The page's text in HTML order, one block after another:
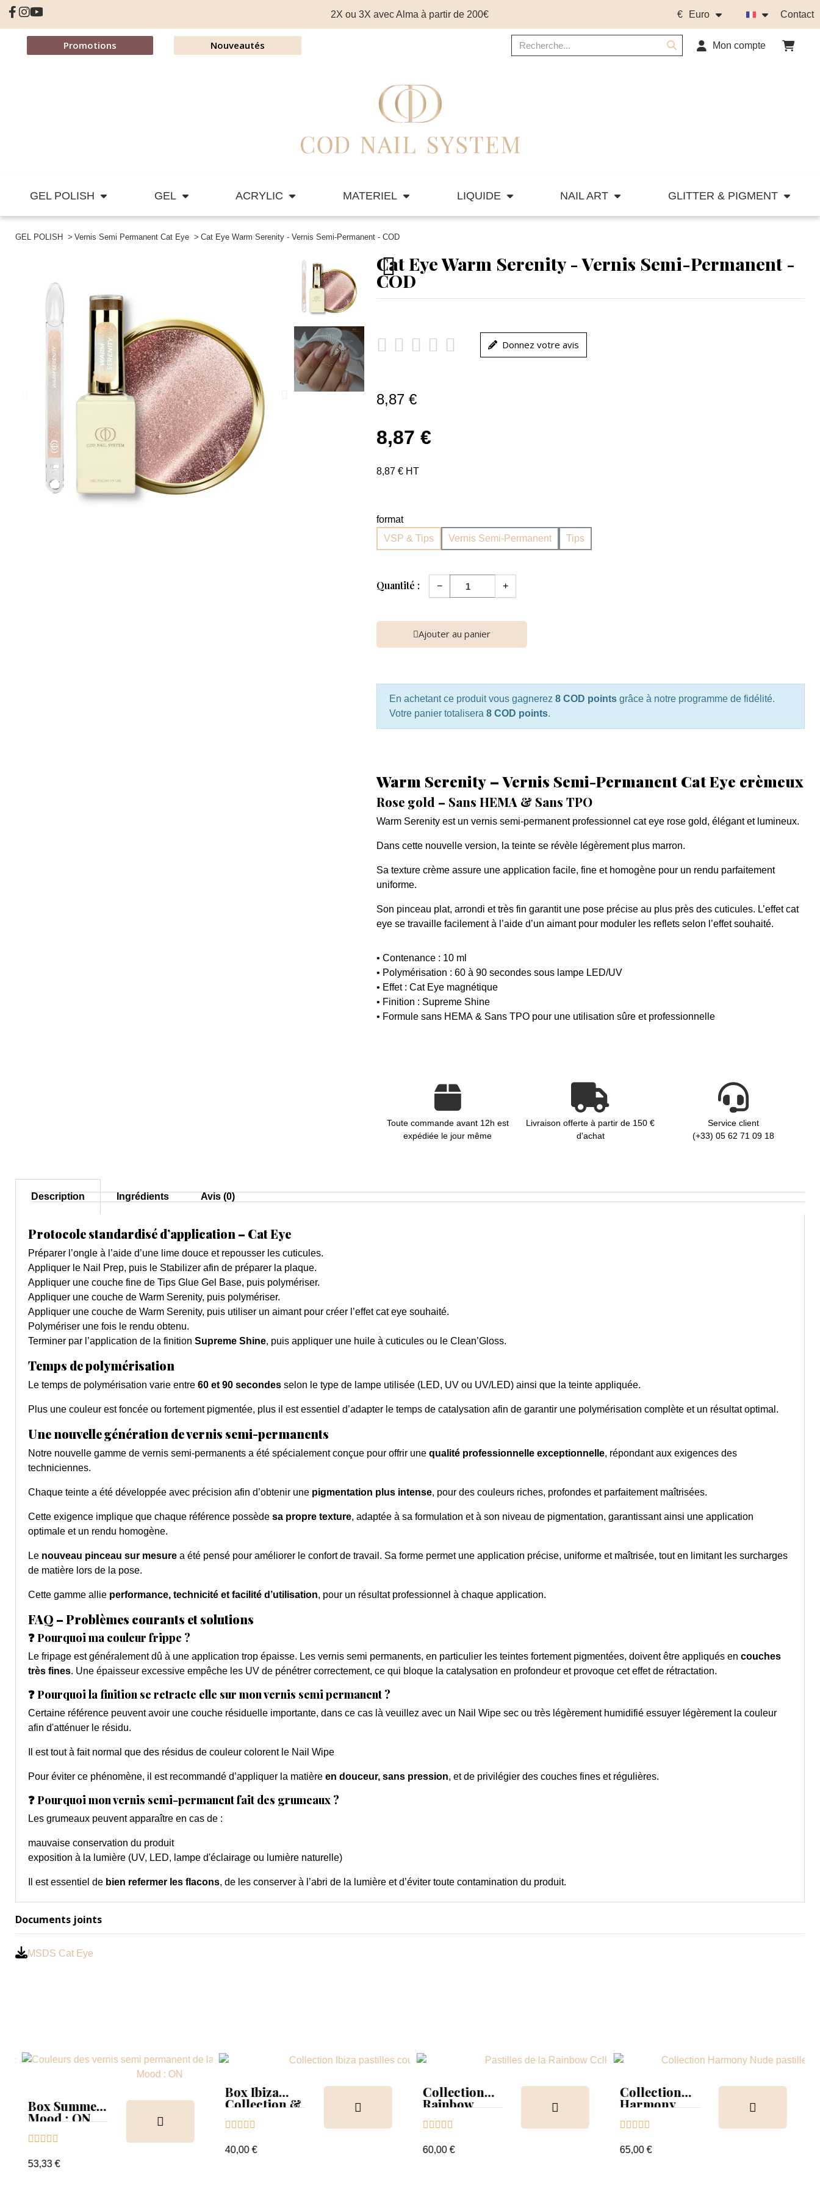
2X ou 3X avec Alma à partir de 200€ € Euro Contact
Promotions Nouveautés Mon compte
GEL POLISH GEL ACRYLIC MATERIEL LIQUIDE NAIL ART GLITTER & PIGMENT
GEL POLISH Vernis Semi Permanent Cat Eye Cat Eye Warm Serenity - Vernis Semi-Permanent - COD
Cat Eye Warm Serenity - Vernis Semi-Permanent -
COD
     Donnez votre avis
8,87 €
8,87 €
8,87 € HT
format
VSP & Tips
Vernis Semi-Permanent Tips
Quantité : − +
Ajouter au panier
En achetant ce produit vous gagnerez 8 COD pointsgrâce à notre programme de fidélité.
Votre panier totalisera 8 COD points.
Warm Serenity – Vernis Semi-Permanent Cat Eye crèmeux
Rose gold – Sans HEMA & Sans TPO
Warm Serenity est un vernis semi-permanent professionnel cat eye rose gold, élégant et lumineux.
Dans cette nouvelle version, la teinte se révèle légèrement plus marron.
Sa texture crème assure une application facile, fine et homogène pour un rendu parfaitement
uniforme.
Son pinceau plat, arrondi et très fin garantit une pose précise au plus près des cuticules. L’effet cat
eye se travaille facilement à l’aide d’un aimant pour moduler les reflets selon l’effet souhaité.
• Contenance : 10 ml
• Polymérisation : 60 à 90 secondes sous lampe LED/UV
• Effet : Cat Eye magnétique
• Finition : Supreme Shine
• Formule sans HEMA & Sans TPO pour une utilisation sûre et professionnelle
Toute commande avant 12h est
expédiée le jour même
Livraison offerte à partir de 150 €
d'achat
Service client
(+33) 05 62 71 09 18
Description Ingrédients Avis (0)
Protocole standardisé d’application – Cat Eye
Préparer l’ongle à l’aide d’une lime douce et repousser les cuticules.
Appliquer le Nail Prep, puis le Stabilizer afin de préparer la plaque.
Appliquer une couche fine de Tips Glue Gel Base, puis polymériser.
Appliquer une couche de Warm Serenity, puis polymériser.
Appliquer une couche de Warm Serenity, puis utiliser un aimant pour créer l’effet cat eye souhaité.
Polymériser une fois le rendu obtenu.
Terminer par l’application de la finition Supreme Shine, puis appliquer une huile à cuticules ou le Clean’Gloss.
Temps de polymérisation
Le temps de polymérisation varie entre 60 et 90 secondes selon le type de lampe utilisée (LED, UV ou UV/LED) ainsi que la teinte appliquée.
Plus une couleur est foncée ou fortement pigmentée, plus il est essentiel d’adapter le temps de catalysation afin de garantir une polymérisation complète et un résultat optimal.
Une nouvelle génération de vernis semi-permanents
Notre nouvelle gamme de vernis semi-permanents a été spécialement conçue pour offrir une qualité professionnelle exceptionnelle, répondant aux exigences des
techniciennes.
Chaque teinte a été développée avec précision afin d’obtenir une pigmentation plus intense, pour des couleurs riches, profondes et parfaitement maîtrisées.
Cette exigence implique que chaque référence possède sa propre texture, adaptée à sa formulation et à son niveau de pigmentation, garantissant ainsi une application
optimale et un rendu homogène.
Le nouveau pinceau sur mesure a été pensé pour améliorer le confort de travail. Sa forme permet une application précise, uniforme et maîtrisée, tout en limitant les surcharges
de matière lors de la pose.
Cette gamme allie performance, technicité et facilité d’utilisation, pour un résultat professionnel à chaque application.
FAQ – Problèmes courants et solutions
❓ Pourquoi ma couleur frippe ?
Le fripage est généralement dû à une application trop épaisse. Les vernis semi permanents, en particulier les teintes fortement pigmentées, doivent être appliqués en couches
très fines. Une épaisseur excessive empêche les UV de pénétrer correctement, ce qui bloque la catalysation en profondeur et provoque cet effet de rétractation.
❓ Pourquoi la finition se retracte elle sur mon vernis semi permanent ?
Certaine référence peuvent avoir une couche résiduelle importante, dans ce cas là veuillez avec un Nail Wipe sec ou très légèrement humidifié essuyer légèrement la couleur
afin d'atténuer le résidu.
Il est tout à fait normal que des résidus de couleur colorent le Nail Wipe
Pour éviter ce phénomène, il est recommandé d’appliquer la matière en douceur, sans pression, et de privilégier des couches fines et régulières.
❓ Pourquoi mon vernis semi-permanent fait des grumeaux ?
Les grumeaux peuvent apparaître en cas de :
mauvaise conservation du produit
exposition à la lumière (UV, LED, lampe d'éclairage ou lumière naturelle)
Il est essentiel de bien refermer les flacons, de les conserver à l’abri de la lumière et d’éviter toute contamination du produit.
Documents joints
MSDS Cat Eye
Box Summer
Mood : ON
Collection &
Tips+nuancier
    
53,33 €
Box Ibiza
Collection &
    
40,00 €
Collection
Rainbow
nuancier
    
60,00 €
Collection
Harmony
nuancier
    
65,00 €